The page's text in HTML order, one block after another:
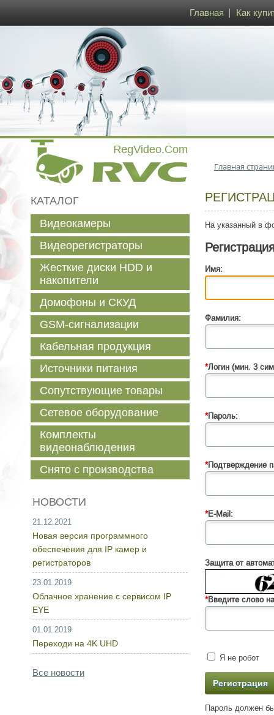
Главная Как
Главная
На указанный в
Имя:
Фамилия:
*Логин (мин. 3
*Пароль:
*Подтверждение
*E-Mail:
Защита от
*Введите слово
Я не робот
Пароль должен
КАТАЛОГ
Видеокамеры
Видеорегистраторы
Жесткие диски HDD и
накопители
Домофоны и СКУД
GSM-сигнализации
Кабельная продукция
Источники питания
Сопутствующие товары
Сетевое оборудование
Комплекты
видеонаблюдения
Снято с производства
НОВОСТИ
21.12.2021
Новая версия программного
обеспечения для IP камер и
регистраторов
23.01.2019
Облачное хранение с сервисом IP
EYE
01.01.2019
Переходи на 4K UHD
Все новости